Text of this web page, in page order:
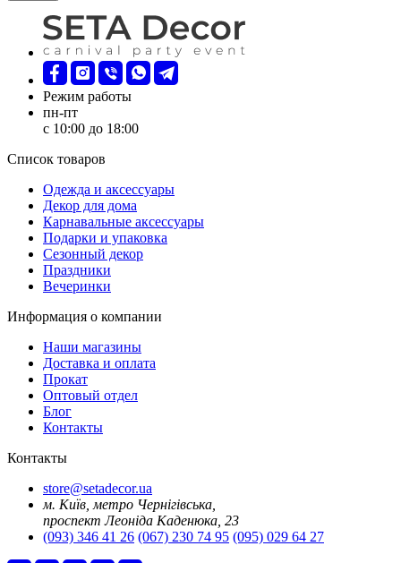
Режим работы
пн-пт
с 10:00 до 18:00
Список товаров
Oдежда и аксессуары
Декор для дома
Карнавальные аксессуары
Подарки и упаковка
Сезонный декор
Праздники
Вечеринки
Информация о компании
Наши магазины
Доставка и оплата
Прокат
Оптовый отдел
Блог
Контакты
Контакты
store@setadecor.ua
м. Київ, метро Чернігівська,
проспект Леоніда Каденюка, 23
(093) 346 41 26 (067) 230 74 95 (095) 029 64 27